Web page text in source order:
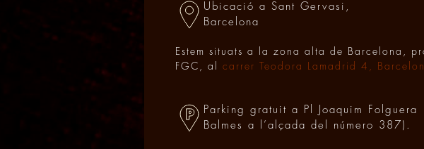
Ubicació a Sant Gervasi,
Barcelona
Estem situats a la zona alta de Barcelona,
FGC, al carrer Teodora Lamadrid 4,
Parking gratuit a Pl Joaquim
Balmes a l’alçada del número 387).